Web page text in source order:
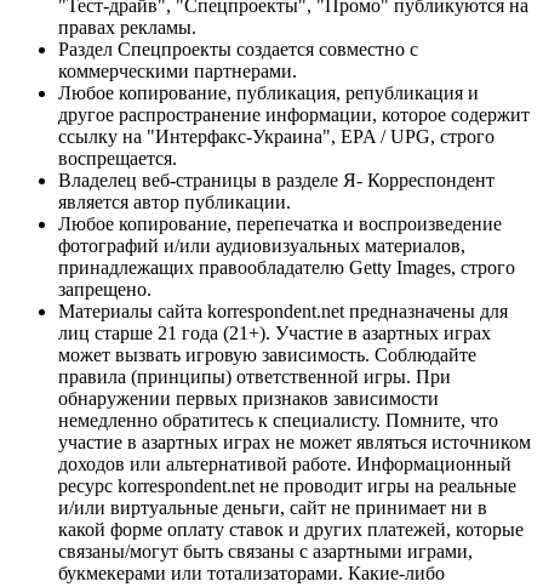
"Тест-драйв", "Спецпроекты", "Промо" публикуются на
правах рекламы.
Раздел Спецпроекты создается совместно с
коммерческими партнерами.
Любое копирование, публикация, републикация и
другое распространение информации, которое содержит
ссылку на "Интерфакс-Украина", EPA / UPG, строго
воспрещается.
Владелец веб-страницы в разделе Я- Корреспондент
является автор публикации.
Любое копирование, перепечатка и воспроизведение
фотографий и/или аудиовизуальных материалов,
принадлежащих правообладателю Getty Images, строго
запрещено.
Материалы сайта korrespondent.net предназначены для
лиц старше 21 года (21+). Участие в азартных играх
может вызвать игровую зависимость. Соблюдайте
правила (принципы) ответственной игры. При
обнаружении первых признаков зависимости
немедленно обратитесь к специалисту. Помните, что
участие в азартных играх не может являться источником
доходов или альтернативой работе. Информационный
ресурс korrespondent.net не проводит игры на реальные
и/или виртуальные деньги, сайт не принимает ни в
какой форме оплату ставок и других платежей, которые
связаны/могут быть связаны с азартными играми,
букмекерами или тотализаторами. Какие-либо